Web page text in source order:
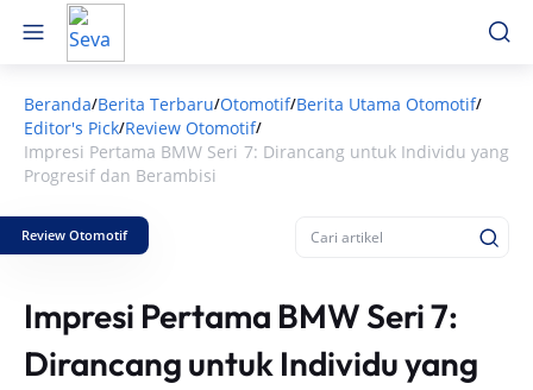
Beranda/Berita Terbaru/Otomotif/Berita Utama Otomotif/
Editor's Pick/Review Otomotif/
Impresi Pertama BMW Seri 7: Dirancang untuk Individu yang
Progresif dan Berambisi
Review Otomotif
Impresi Pertama BMW Seri 7:
Dirancang untuk Individu yang